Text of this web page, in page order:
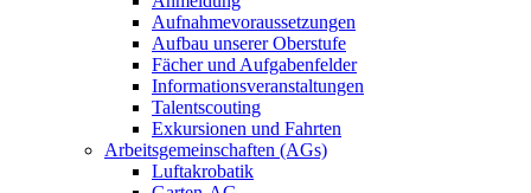
Aufnahmevoraussetzungen
Aufbau unserer Oberstufe
Fächer und Aufgabenfelder
Informationsveranstaltungen
Talentscouting
Exkursionen und Fahrten
Arbeitsgemeinschaften (AGs)
Luftakrobatik